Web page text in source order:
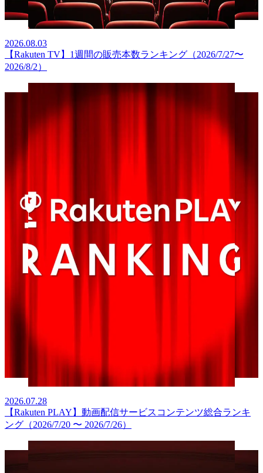
2026.08.03
【Rakuten TV】1週間の販売本数ランキング（2026/7/27〜
2026/8/2）
2026.07.28
【Rakuten PLAY】動画配信サービスコンテンツ総合ランキ
ング（2026/7/20 〜 2026/7/26）